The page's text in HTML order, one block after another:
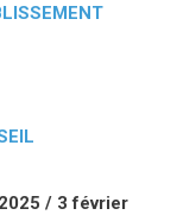
/ 3 février